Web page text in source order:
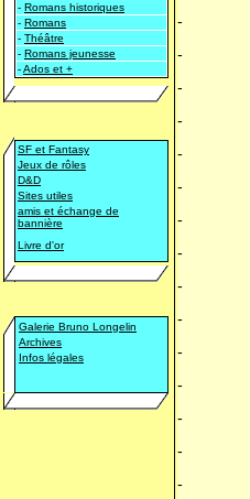
- Romans historiques
- Romans
- Théâtre
- Romans jeunesse
-Ados et +
SF et Fantasy
Jeux de rôles
D&D
Sites utiles
amis et échange de
bannière
Livre d'or
Galerie Bruno Longelin
Archives
Infos légales
-
-
-
-
-
-
-
-
-
-
-
-
-
-
-